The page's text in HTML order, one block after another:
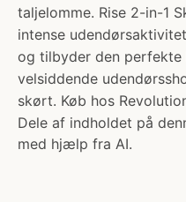
taljelomme. Rise 2-in-1
intense
og tilbyder den
velsiddende
skørt. Køb hos
Dele af indholdet på
med hjælp fra AI.